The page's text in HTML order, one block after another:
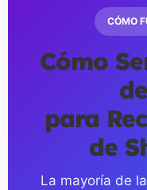
CÓMO
Cómo
para
de
La mayoría de